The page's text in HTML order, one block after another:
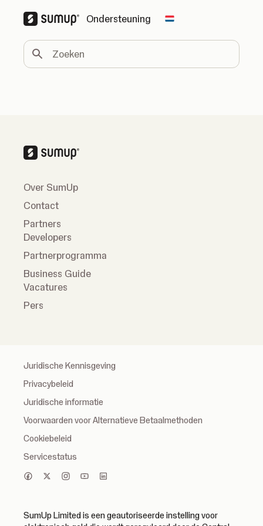
Ondersteuning Change country
Zoeken
Over SumUp
Contact
Partners
Developers
Partnerprogramma
Business Guide
Vacatures
Pers
Juridische Kennisgeving
Privacybeleid
Juridische informatie
Voorwaarden voor Alternatieve Betaalmethoden
Cookiebeleid
Servicestatus
SumUp Limited is een geautoriseerde instelling voor